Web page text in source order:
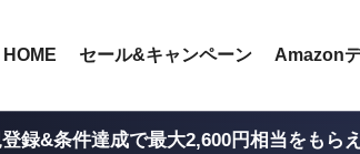
HOME セール&キャンペーン Amazon
録&条件達成で最大2,600円相当をもらえ